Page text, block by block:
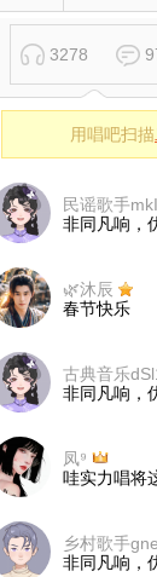
3278
用唱吧扫描
非同凡响，
🌿沐辰
春节快乐
非同凡响，
凤⁹
哇实力唱将
非同凡响，